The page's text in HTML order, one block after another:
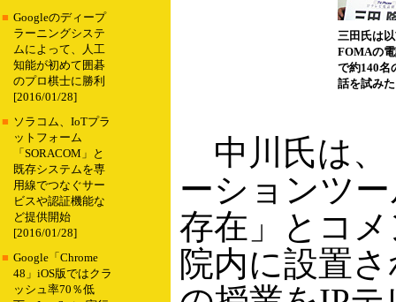
■ Googleのディープ
ラーニングシステ
ムによって、人工
知能が初めて囲碁
のプロ棋士に勝利
[2016/01/28]
■ ソラコム、IoTプラ
ットフォーム
「SORACOM」と
既存システムを専
用線でつなぐサー
ビスや認証機能な
ど提供開始
[2016/01/28]
■ Google「Chrome
48」iOS版ではクラ
ッシュ率70％低
三田氏は
FOMAの
で約140名
話を試み
中川氏は、
ーションツ
存在」とコ
院内に設置